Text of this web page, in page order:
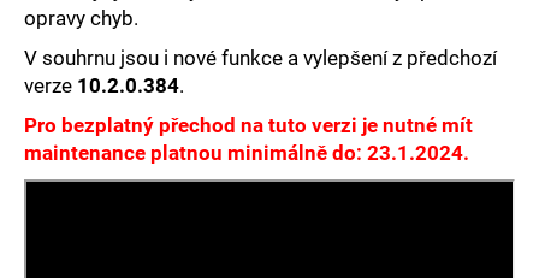
opravy chyb.
V souhrnu jsou i nové funkce a vylepšení z předchozí
verze 10.2.0.384.
Pro bezplatný přechod na tuto verzi je nutné mít
maintenance platnou minimálně do: 23.1.2024.
t
ř
e
b